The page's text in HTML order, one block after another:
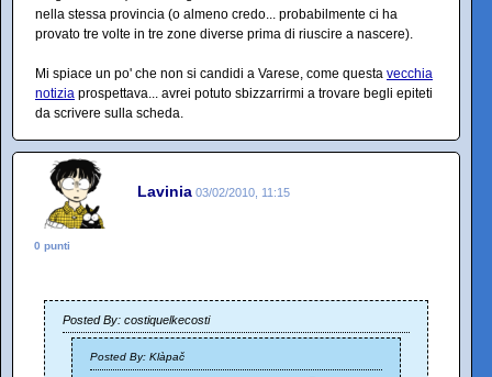
nella stessa provincia (o almeno credo... probabilmente ci ha
provato tre volte in tre zone diverse prima di riuscire a nascere).
Mi spiace un po' che non si candidi a Varese, come questa vecchia
notizia prospettava... avrei potuto sbizzarrirmi a trovare begli epiteti
da scrivere sulla scheda.
Lavinia 03/02/2010, 11:15
0 punti
Posted By: costiquelkecosti
Posted By: Klàpač